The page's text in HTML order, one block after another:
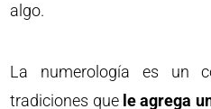
algo.
La numerología es un
tradiciones que le agrega